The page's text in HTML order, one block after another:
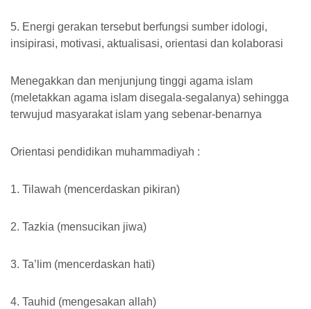
5. Energi gerakan tersebut berfungsi sumber idologi,
insipirasi, motivasi, aktualisasi, orientasi dan kolaborasi
Menegakkan dan menjunjung tinggi agama islam
(meletakkan agama islam disegala-segalanya) sehingga
terwujud masyarakat islam yang sebenar-benarnya
Orientasi pendidikan muhammadiyah :
1. Tilawah (mencerdaskan pikiran)
2. Tazkia (mensucikan jiwa)
3. Ta’lim (mencerdaskan hati)
4. Tauhid (mengesakan allah)